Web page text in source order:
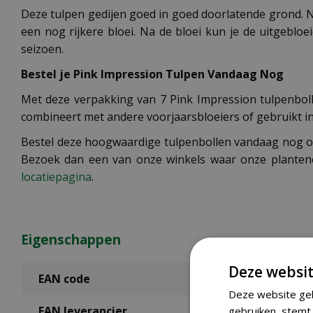
Deze tulpen gedijen goed in goed doorlatende
een nog rijkere bloei. Na de bloei kun je de
seizoen.
Bestel je Pink Impression Tulpen Vandaag Nog
Met deze verpakking van 7 Pink Impression
combineert met andere voorjaarsbloeiers of gebruikt
Bestel deze hoogwaardige tulpenbollen vandaag nog
Bezoek dan een van onze winkels waar onze
locatiepagina.
Eigenschappen
EAN code Deze
Deze website